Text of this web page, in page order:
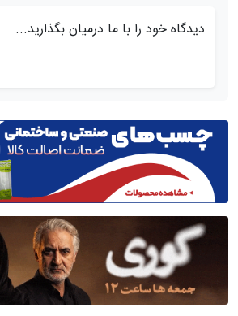
دیدگاه خود را با ما درمیان بگذارید...